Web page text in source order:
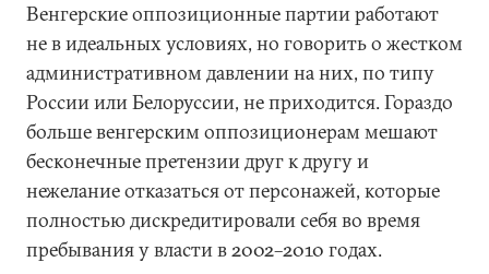
Венгерские оппозиционные партии работают
не в идеальных условиях, но говорить о жестком
административном давлении на них, по типу
России или Белоруссии, не приходится. Гораздо
больше венгерским оппозиционерам мешают
бесконечные претензии друг к другу и
нежелание отказаться от персонажей, которые
полностью дискредитировали себя во время
пребывания у власти в 2002–2010 годах.